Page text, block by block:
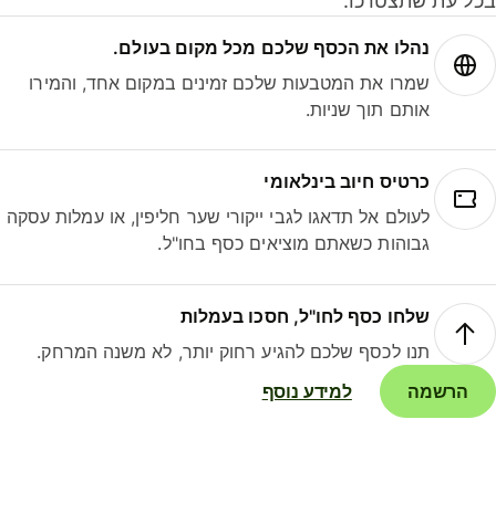
נהלו את הכסף שלכם מכל מקום בעולם.
שמרו את המטבעות שלכם זמינים במקום אחד, והמירו
אותם תוך שניות.
כרטיס חיוב בינלאומי
לעולם אל תדאגו לגבי ייקורי שער חליפין, או עמלות עסקה
גבוהות כשאתם מוציאים כסף בחו"ל.
שלחו כסף לחו"ל, חסכו בעמלות
תנו לכסף שלכם להגיע רחוק יותר, לא משנה המרחק.
הרשמה
למידע נוסף